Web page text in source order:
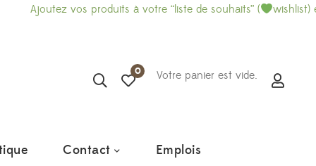
vos produits à votre “liste de souhaits” ( wishlist) et
0 Votre panier est vide.
Contact Emplois